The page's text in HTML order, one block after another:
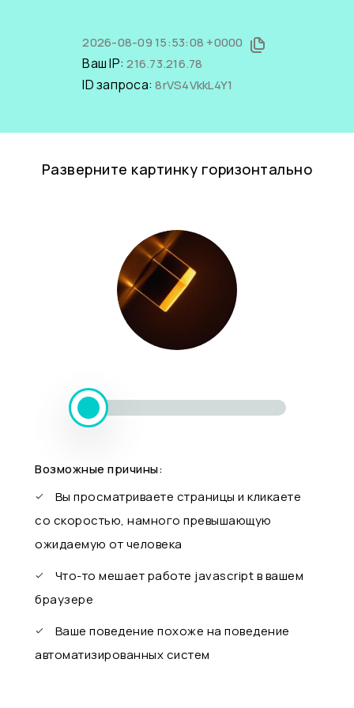
2026-08-09 15:53:08 +0000
Ваш IP:216.73.216.78
ID запроса:8rVS4VkkL4Y1
Разверните картинку горизонтально
Возможные причины:
Вы просматриваете страницы и кликаете
со скоростью, намного превышающую
ожидаемую от человека
Что-то мешает работе javascript в вашем
браузере
Ваше поведение похоже на поведение
автоматизированных систем